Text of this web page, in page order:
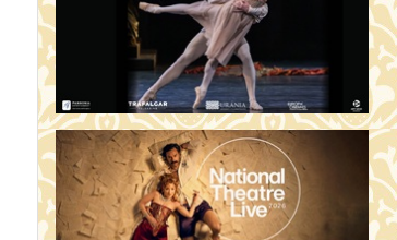
ODÜSSZEIA (16)
17:30 Fábri terem
A ZONGORAHANGOLÓ (16)
JEGYVÁSÁRLÁS
19:00 Csortos terem
ARGENTIN TÖRTÉNETEK (16)
JEGYVÁSÁRLÁS
19:30 Törőcsik Mari terem
MIKET NEM BESZÉLEK (16)
JEGYVÁSÁRLÁS
20:00 Fábri terem
KESERŰ KARÁCSONY (16)